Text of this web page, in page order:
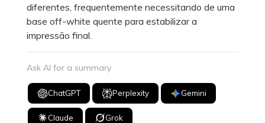
diferentes, frequentemente necessitando de uma
base off-white quente para estabilizar a
impressão final.
Ask AI for a summary
ChatGPT Perplexity Gemini
Claude Grok